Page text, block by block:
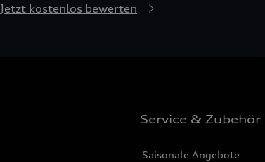
Jetzt kostenlos bewerten
Service & Zubehör
Saisonale Angebote